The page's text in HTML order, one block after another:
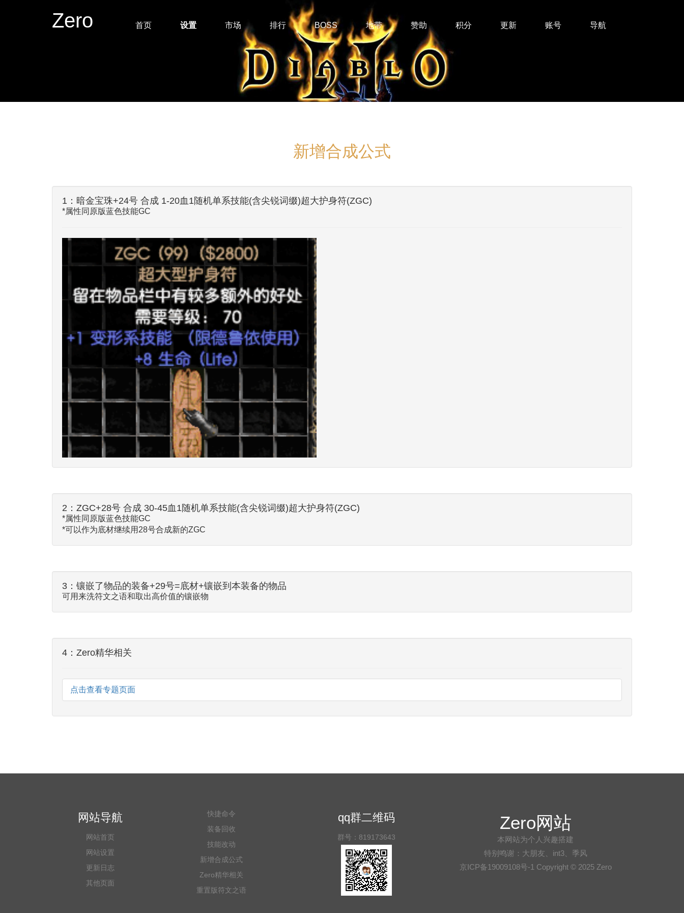
Zero 首页 设置 市场 排行 BOSS 地带 赞助 积分 更新 账号 导航
新增合成公式
1：暗金宝珠+24号 合成 1-20血1随机单系技能(含尖锐词缀)超大护身符(ZGC)
*属性同原版蓝色技能GC
2：ZGC+28号 合成 30-45血1随机单系技能(含尖锐词缀)超大护身符(ZGC)
*属性同原版蓝色技能GC
*可以作为底材继续用28号合成新的ZGC
3：镶嵌了物品的装备+29号=底材+镶嵌到本装备的物品
可用来洗符文之语和取出高价值的镶嵌物
4：Zero精华相关
点击查看专题页面
网站导航
网站首页
网站设置
更新日志
其他页面
快捷命令
装备回收
技能改动
新增合成公式
Zero精华相关
重置版符文之语
qq群二维码
群号：819173643
Zero网站
本网站为个人兴趣搭建
特别鸣谢：大朋友、int3、季风
京ICP备19009108号-1 Copyright © 2025 Zero